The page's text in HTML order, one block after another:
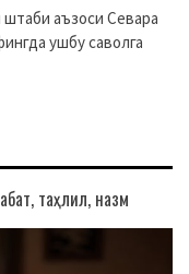
аъзоси Севара
ушбу саволга
таҳлил, назм